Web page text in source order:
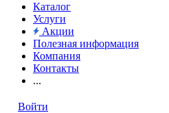
Каталог
Услуги
Акции
Полезная информация
Компания
Контакты
...
Войти